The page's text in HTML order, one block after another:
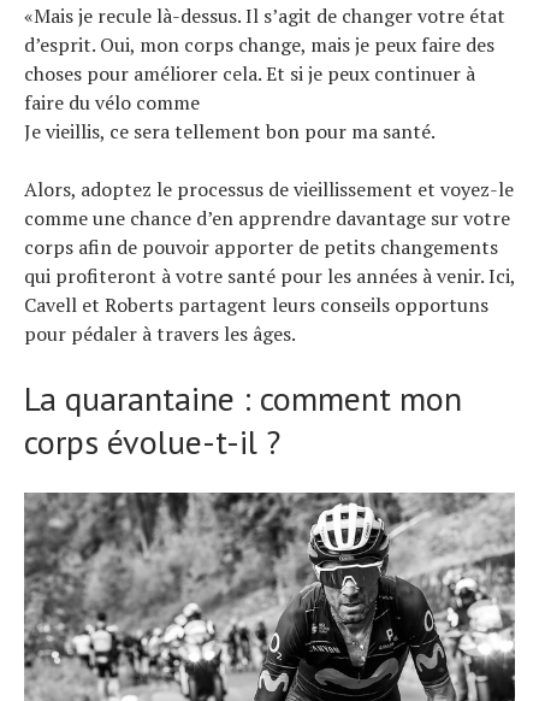
«Mais je recule là-dessus. Il s’agit de changer votre état
d’esprit. Oui, mon corps change, mais je peux faire des
choses pour améliorer cela. Et si je peux continuer à
faire du vélo comme
Je vieillis, ce sera tellement bon pour ma santé.
Alors, adoptez le processus de vieillissement et voyez-le
comme une chance d’en apprendre davantage sur votre
corps afin de pouvoir apporter de petits changements
qui profiteront à votre santé pour les années à venir. Ici,
Cavell et Roberts partagent leurs conseils opportuns
pour pédaler à travers les âges.
La quarantaine : comment mon
corps évolue-t-il ?